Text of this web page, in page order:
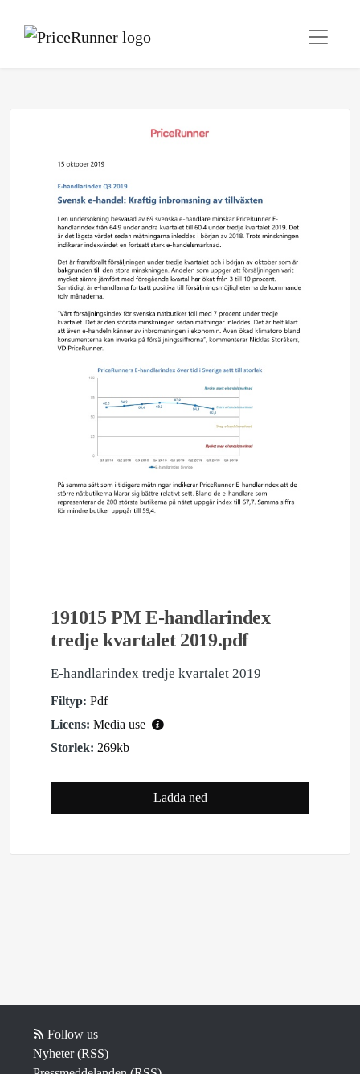
191015 PM E-handlarindex
tredje kvartalet 2019.pdf
E-handlarindex tredje kvartalet 2019
Filtyp: Pdf
Licens: Media use
Storlek: 269kb
Ladda ned
Follow us
Nyheter (RSS)
Pressmeddelanden (RSS)